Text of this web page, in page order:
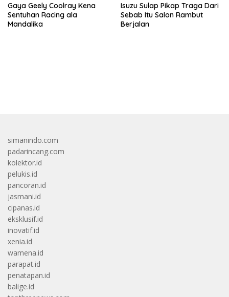
Gaya Geely Coolray Kena
Sentuhan Racing ala
Mandalika
Isuzu Sulap Pikap Traga Dari
Sebab Itu Salon Rambut
Berjalan
simanindo.com
padarincang.com
kolektor.id
pelukis.id
pancoran.id
jasmani.id
cipanas.id
eksklusif.id
inovatif.id
xenia.id
wamena.id
parapat.id
penatapan.id
balige.id